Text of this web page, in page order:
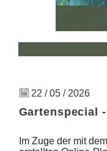
22 / 05 / 2026
Gartenspecial
Im Zuge der mit